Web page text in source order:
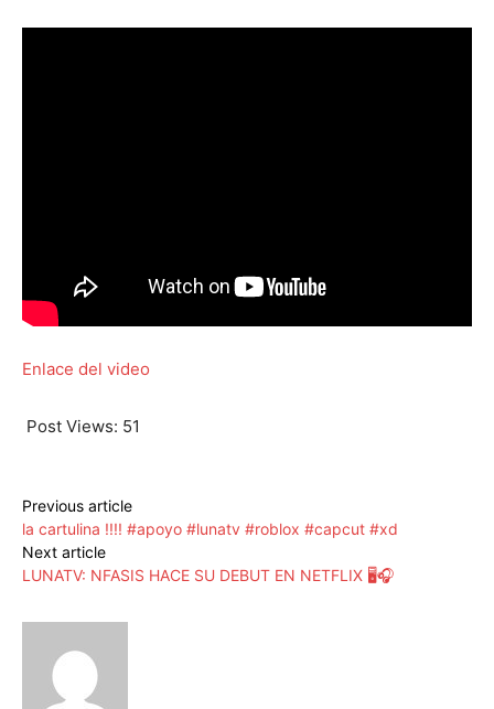
Enlace del video
Post Views: 51
Previous article
la cartulina !!!! #apoyo #lunatv #roblox #capcut #xd
Next article
LUNATV: NFASIS HACE SU DEBUT EN NETFLIX 🖥️🎧